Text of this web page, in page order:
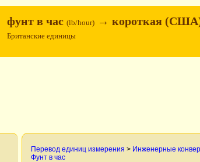
фунт в час (lb/hour) → короткая (США)
Британские единицы
Перевод единиц измерения > Инженерные
Фунт в час